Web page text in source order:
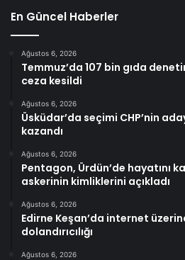
En Güncel Haberler
Ağustos 6, 2026
Temmuz’da 107 bin gıda
ceza kesildi
Ağustos 6, 2026
Üsküdar’da seçimi CHP’nin
kazandı
Ağustos 6, 2026
Pentagon, Ürdün’de hayatını
askerinin kimliklerini açıkladı
Ağustos 6, 2026
Edirne Keşan’da internet
dolandırıcılığı
Ağustos 6, 2026